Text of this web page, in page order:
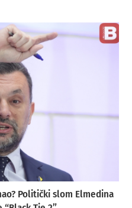
Politički slom Elmedina